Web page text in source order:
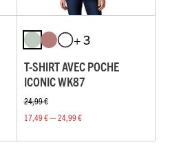
+ 3
T-SHIRT AVEC POCHE
ICONIC WK87
24,99 €
17,49 € — 24,99 €